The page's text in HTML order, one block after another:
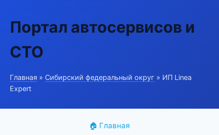
Портал автосервисов и
СТО
Главная » Сибирский федеральный округ » ИП Linea
Expert
🏠 Главная